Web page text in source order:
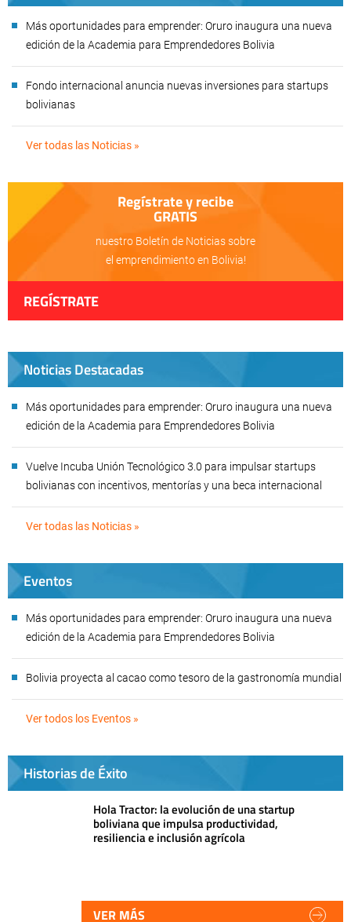
Más oportunidades para emprender: Oruro inaugura una nueva
edición de la Academia para Emprendedores Bolivia
Fondo internacional anuncia nuevas inversiones para startups
bolivianas
Ver todas las Noticias »
Regístrate y recibe
GRATIS
nuestro Boletín de Noticias sobre
el emprendimiento en Bolivia!
REGÍSTRATE
Noticias Destacadas
Más oportunidades para emprender: Oruro inaugura una nueva
edición de la Academia para Emprendedores Bolivia
Vuelve Incuba Unión Tecnológico 3.0 para impulsar startups
bolivianas con incentivos, mentorías y una beca internacional
Ver todas las Noticias »
Eventos
Más oportunidades para emprender: Oruro inaugura una nueva
edición de la Academia para Emprendedores Bolivia
Bolivia proyecta al cacao como tesoro de la gastronomía mundial
Ver todos los Eventos »
Historias de Éxito
Hola Tractor: la evolución de una startup
boliviana que impulsa productividad,
resiliencia e inclusión agrícola
VER MÁS